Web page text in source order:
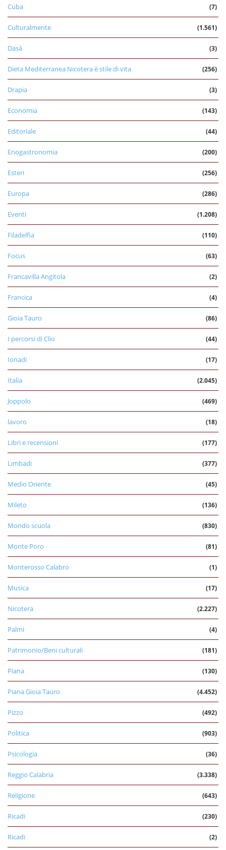
Cuba (7)
Culturalmente (1.561)
Dasà (3)
Dieta Mediterranea Nicotera è stile di vita (256)
Drapia (3)
Economia (143)
Editoriale (44)
Enogastronomia (200)
Esteri (256)
Europa (286)
Eventi (1.208)
Filadelfia (110)
Focus (63)
Francavilla Angitola (2)
Francica (4)
Gioia Tauro (86)
I percorsi di Clio (44)
Ionadi (17)
Italia (2.045)
Joppolo (469)
lavoro (18)
Libri e recensioni (177)
Limbadi (377)
Medio Oriente (45)
Mileto (136)
Mondo scuola (830)
Monte Poro (81)
Monterosso Calabro (1)
Musica (17)
Nicotera (2.227)
Palmi (4)
Patrimonio/Beni culturali (181)
Piana (130)
Piana Gioia Tauro (4.452)
Pizzo (492)
Politica (903)
Psicologia (36)
Reggio Calabria (3.338)
Religione (643)
Ricadi (230)
Ricadi (2)